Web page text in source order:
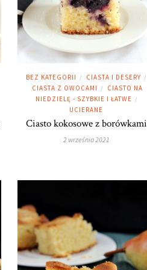
BEZ KATEGORII / CIASTA I DESERY /
CIASTA Z OWOCAMI /
CIASTO NA
NIEDZIELĘ - SZYBKIE I ŁATWE /
UCIERANE
Ciasto kokosowe z borówkami
2 września 2021